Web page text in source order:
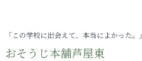
「この学校に出会えて、本当によかった。」
おそうじ本舗芦屋東